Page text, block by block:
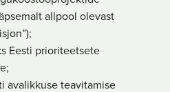
allpool olevast
Eesti prioriteetsete
avalikkuse teavitamise